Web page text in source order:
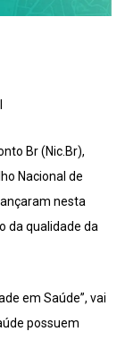
Br (Nic.Br),
Nacional de
nesta
da qualidade da
em Saúde”, vai
possuem